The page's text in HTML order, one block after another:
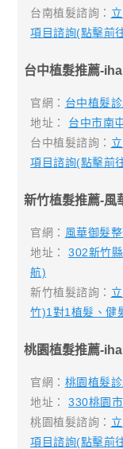
台南植髮諮詢：
項目諮詢(點擊前
台中植髮推薦-
官網： 台中植髮
地址： 台中市南
台中植髮諮詢：
項目諮詢(點擊前
新竹植髮推薦-風
官網： 風華御髮
地址：302新竹
航)
新竹植髮諮詢：
竹)1對1植髮、健
桃園植髮推薦-
官網： 桃園植髮
地址：330桃園
桃園植髮諮詢：
項目諮詢(點擊前